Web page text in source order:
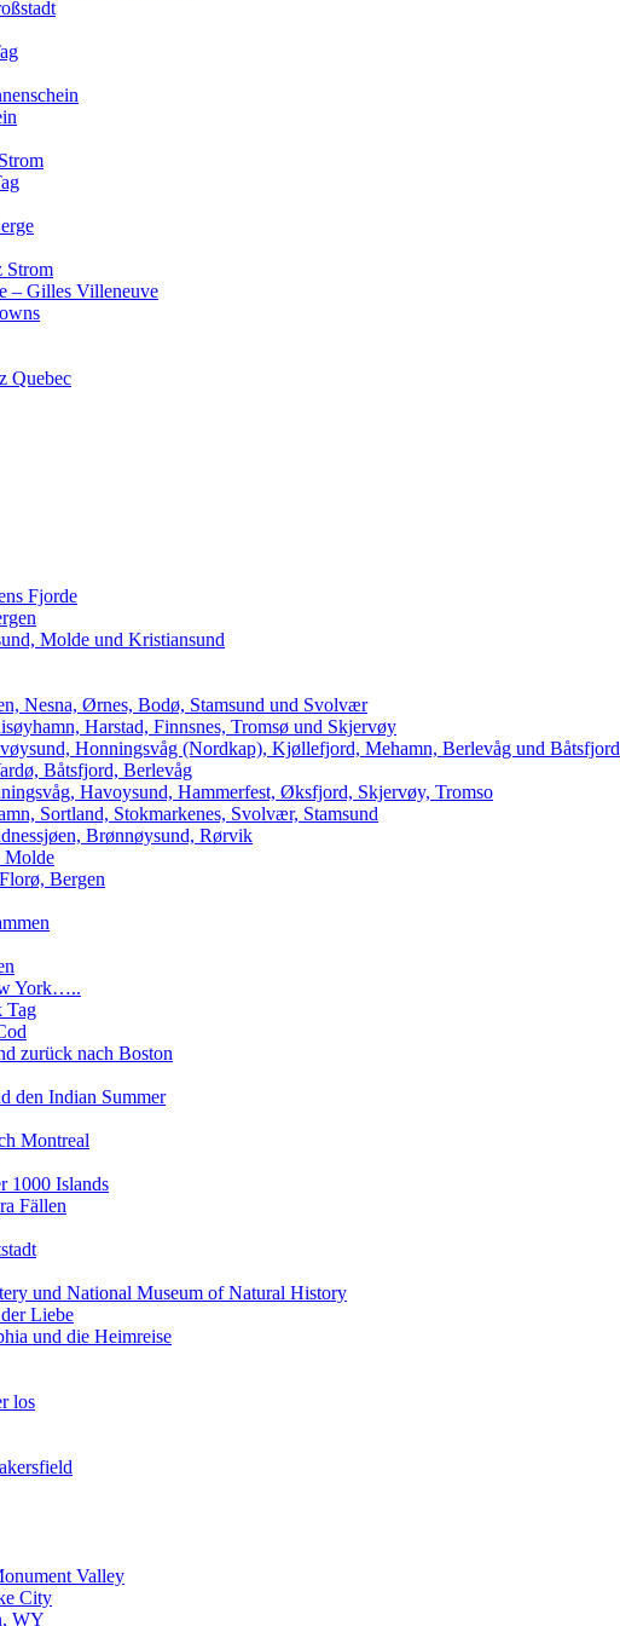
Strom
– Gilles Villeneuve
Quebec
Fjorde
Molde und Kristiansund
Nesna, Ørnes, Bodø, Stamsund und Svolvær
Harstad, Finnsnes, Tromsø und Skjervøy
Honningsvåg (Nordkap), Kjøllefjord, Mehamn, Berlevåg und Båtsfjord
Båtsfjord, Berlevåg
Havoysund, Hammerfest, Øksfjord, Skjervøy, Tromso
Sortland, Stokmarkenes, Svolvær, Stamsund
Brønnøysund, Rørvik
Molde
Bergen
York…..
Tag
zurück nach Boston
den Indian Summer
Montreal
1000 Islands
Fällen
und National Museum of Natural History
Liebe
und die Heimreise
los
Valley
City
WY